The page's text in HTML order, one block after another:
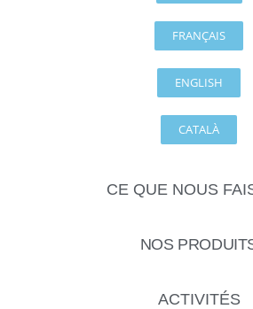
FRANÇAIS
ENGLISH
CATALÀ
CE QUE NOUS
NOS
ACTIVITÉS